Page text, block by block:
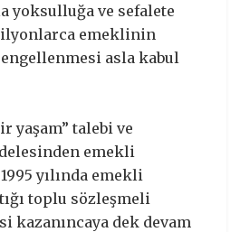
yoksulluğa ve sefalete
emeklinin
asla kabul
yaşam” talebi ve
emekli
yılında emekli
toplu sözleşmeli
kazanıncaya dek devam